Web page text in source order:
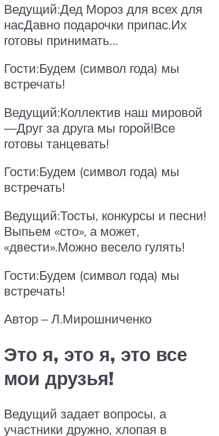
Ведущий:Дед Мороз для всех для
насДавно подарочки припас.Их
готовы принимать…
Гости:Будем (символ года) мы
встречать!
Ведущий:Коллектив наш мировой
—Друг за друга мы горой!Все
готовы танцевать!
Гости:Будем (символ года) мы
встречать!
Ведущий:Тосты, конкурсы и песни!
Выпьем «сто», а может,
«двести».Можно весело гулять!
Гости:Будем (символ года) мы
встречать!
Автор – Л.Мирошниченко
Это я, это я, это все
мои друзья!
Ведущий задает вопросы, а
участники дружно, хлопая в